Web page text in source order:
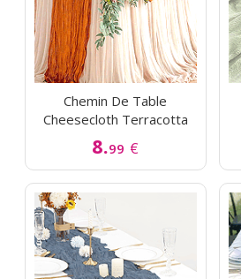
Chemin De Table
Cheesecloth Terracotta
8.99 €